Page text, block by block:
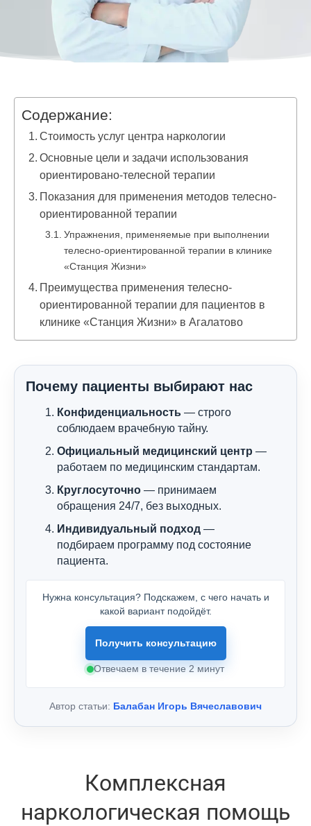
Содержание:
Стоимость услуг центра наркологии
Основные цели и задачи использования
ориентировано-телесной терапии
Показания для применения методов телесно-
ориентированной терапии
Упражнения, применяемые при выполнении
телесно-ориентированной терапии в клинике
«Станция Жизни»
Преимущества применения телесно-
ориентированной терапии для пациентов в
клинике «Станция Жизни» в Агалатово
Почему пациенты выбирают нас
Конфиденциальность — строго
соблюдаем врачебную тайну.
Официальный медицинский центр —
работаем по медицинским стандартам.
Круглосуточно — принимаем
обращения 24/7, без выходных.
Индивидуальный подход —
подбираем программу под состояние
пациента.
Нужна консультация? Подскажем, с чего начать и
какой вариант подойдёт.
Получить консультацию
Отвечаем в течение 2 минут
Автор статьи: Балабан Игорь Вячеславович
Комплексная
наркологическая помощь